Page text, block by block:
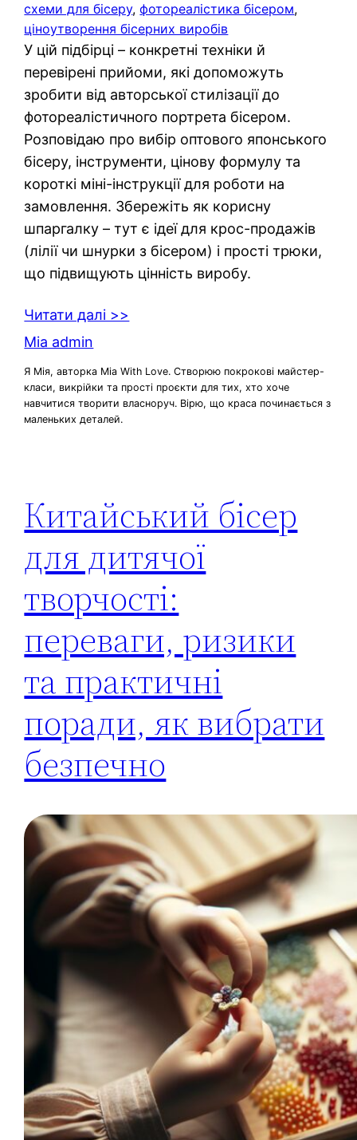
схеми для бісеру, фотореалістика бісером
ціноутворення бісерних виробів
У цій підбірці – конкретні техніки й
перевірені прийоми, які допоможуть
зробити від авторської стилізації до
фотореалістичного портрета бісером.
Розповідаю про вибір оптового японського
бісеру, інструменти, цінову формулу та
короткі міні-інструкції для роботи на
замовлення. Збережіть як корисну
шпаргалку – тут є ідеї для крос-продажів
(лілії чи шнурки з бісером) і прості трюки,
що підвищують цінність виробу.
Читати далі >>
Mia admin
Я Мія, авторка Mia With Love. Створюю покрокові майстер-
класи, викрійки та прості проєкти для тих, хто хоче
навчитися творити власноруч. Вірю, що краса починається з
маленьких деталей.
Китайський бісер
для дитячої
творчості:
переваги, ризики
та практичні
поради, як вибрати
безпечно